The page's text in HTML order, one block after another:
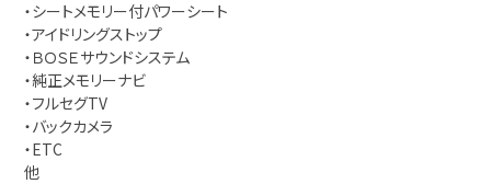
・シートメモリー付パワーシート
・アイドリングストップ
・ＢＯＳＥサウンドシステム
・純正メモリーナビ
・フルセグTV
・バックカメラ
・ETC
他